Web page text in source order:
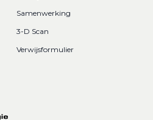
Samenwerking
3-D Scan
Verwijsformulier